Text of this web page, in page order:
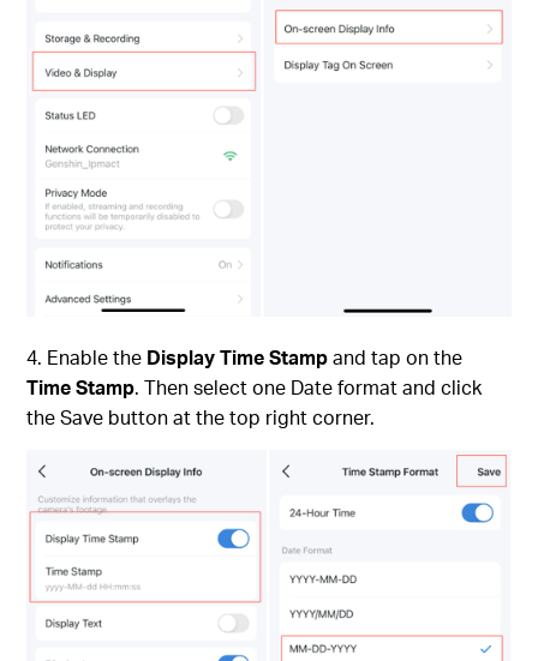
4. Enable the Display Time Stampand tap on the
Time Stamp. Then select one Date format and click
the Save button at the top right corner.